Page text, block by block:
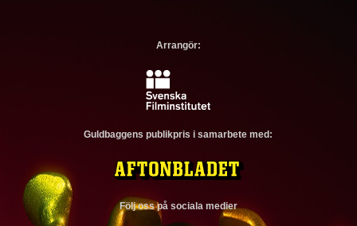
Arrangör:
Guldbaggens publikpris i samarbete med:
Följ oss på sociala medier